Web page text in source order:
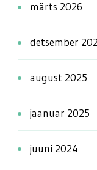
märts 2026
detsember
august 2025
jaanuar 2025
juuni 2024